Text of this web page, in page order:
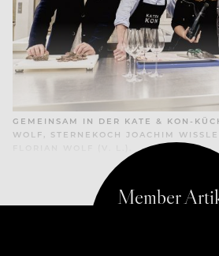
GEMEINSAM IN DER KATE & KON-
WOLF, STERNEKOCH JOACHIM